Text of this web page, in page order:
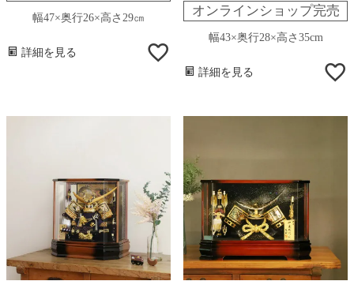
幅47×奥行26×高さ29㎝
詳細を見る
オンラインショップ完売
幅43×奥行28×高さ35cm
詳細を見る